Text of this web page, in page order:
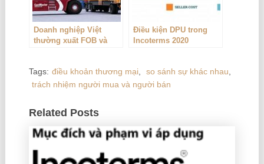
Doanh nghiệp Việt
thường xuất FOB và
Điều kiện DPU trong
Incoterms 2020
Tags: điều khoản thương mại, so sánh sự khác nhau
trách nhiệm người mua và người bán
Related Posts